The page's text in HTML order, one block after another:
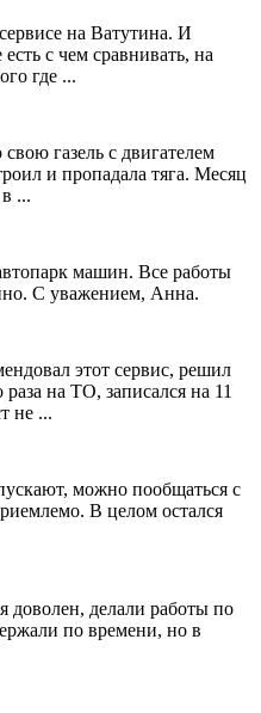
на Ватутина. И
с чем сравнивать, на
где ...
газель с двигателем
и пропадала тяга. Месяц
...
машин. Все работы
С уважением, Анна.
этот сервис, решил
на ТО, записался на 11
не ...
можно пообщаться с
В целом остался
доволен, делали работы по
по времени, но в